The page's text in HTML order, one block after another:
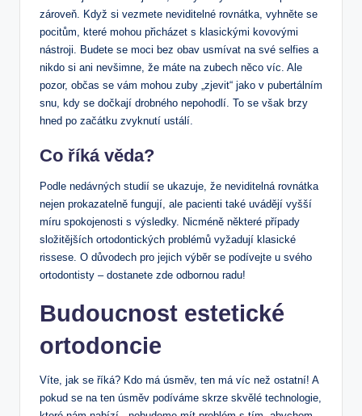
zároveň. Když si vezmete neviditelné rovnátka, vyhněte se
pocitům, které mohou přicházet s klasickými kovovými
nástroji. Budete se moci bez obav usmívat na své selfies a
nikdo si ani nevšimne, že máte na zubech něco víc. Ale
pozor, občas se vám mohou zuby „zjevit“ jako v pubertálním
snu, kdy se dočkají drobného nepohodlí. To se však brzy
hned po začátku zvyknutí ustálí.
Co říká věda?
Podle nedávných studií se ukazuje, že neviditelná rovnátka
nejen prokazatelně fungují, ale pacienti také uvádějí vyšší
míru spokojenosti s výsledky. Nicméně některé případy
složitějších ortodontických problémů vyžadují klasické
rissese. O důvodech pro jejich výběr se podívejte u svého
ortodontisty – dostanete zde odbornou radu!
Budoucnost estetické
ortodoncie
Víte, jak se říká? Kdo má úsměv, ten má víc než ostatní! A
pokud se na ten úsměv podíváme skrze skvělé technologie,